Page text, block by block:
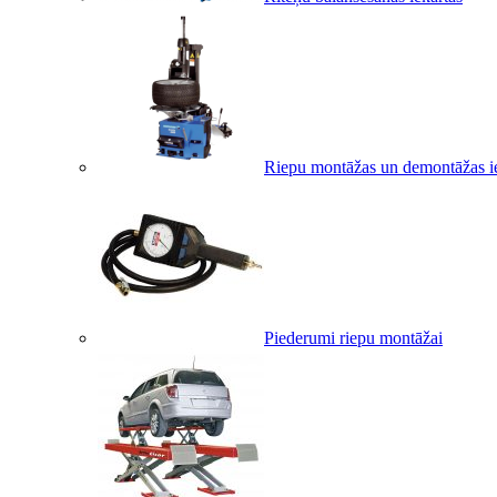
Riepu montāžas un demontāžas
Piederumi riepu montāžai